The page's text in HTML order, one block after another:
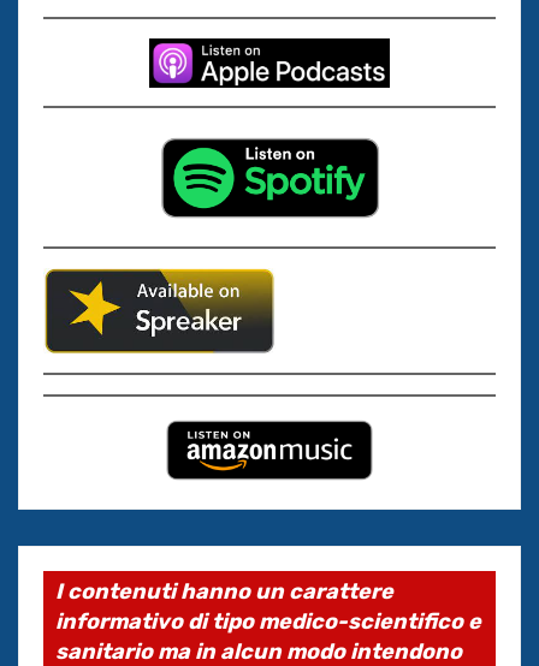
I contenuti hanno un carattere
informativo di tipo medico-scientifico e
sanitario ma in alcun modo intendono